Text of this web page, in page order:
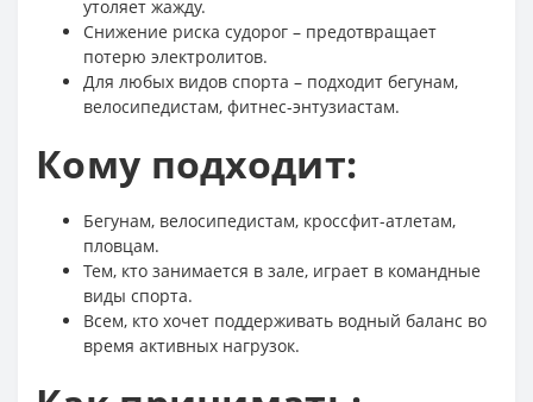
утоляет жажду.
Снижение риска судорог – предотвращает
потерю электролитов.
Для любых видов спорта – подходит бегунам,
велосипедистам, фитнес-энтузиастам.
Кому подходит:
Бегунам, велосипедистам, кроссфит-атлетам,
пловцам.
Тем, кто занимается в зале, играет в командные
виды спорта.
Всем, кто хочет поддерживать водный баланс во
время активных нагрузок.